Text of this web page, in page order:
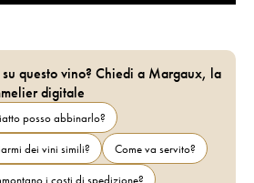
questo vino? Chiedi a Margaux, la
digitale
posso abbinarlo?
dei vini simili?
Come va servito?
i costi di spedizione?